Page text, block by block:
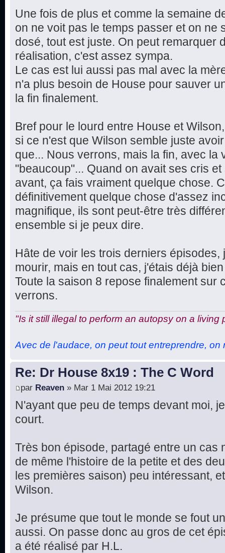
Une fois de plus et comme la semaine
on ne voit pas le temps passer et on ne
dosé, tout est juste. On peut remarquer
réalisation, c'est assez sympa.
Le cas est lui aussi pas mal avec la
n'a plus besoin de House pour sauver
la fin finalement.
Bref pour le lourd entre House et
si ce n'est que Wilson semble juste
que... Nous verrons, mais la fin, avec la
"beaucoup"... Quand on avait ses cris
avant, ça fais vraiment quelque chose.
définitivement quelque chose d'assez
magnifique, ils sont peut-être très
ensemble si je peux dire.
Hâte de voir les trois derniers
mourir, mais en tout cas, j'étais déjà
Toute la saison 8 repose finalement sur
verrons.
"Is it still illegal to perform an autopsy on a living
Avec de l'audace, on peut tout entreprendre, on
Re: Dr House 8x19 : The C Word
par Reaven » Mar 1 Mai 2012 19:21
N'ayant que peu de temps devant moi,
court.
Très bon épisode, partagé entre un cas
de même l'histoire de la petite et des
les premières saison) peu intéressant,
Wilson.
Je présume que tout le monde se fout
aussi. On passe donc au gros de cet
a été réalisé par H.L.